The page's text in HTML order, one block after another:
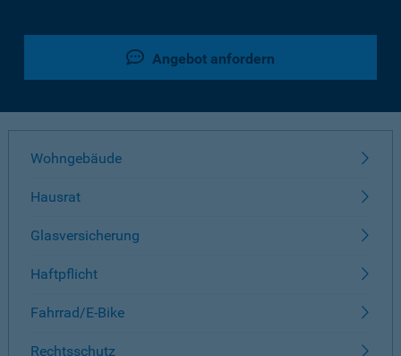
Angebot anfordern
Wohngebäude
Hausrat
Glasversicherung
Haftpflicht
Fahrrad/E-Bike
Rechtsschutz